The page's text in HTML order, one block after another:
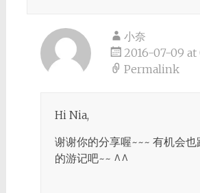
小奈
2016-07-09 at
Permalink
Hi Nia,
谢谢你的分享喔~~~ 有机会
的游记吧~~ ^^